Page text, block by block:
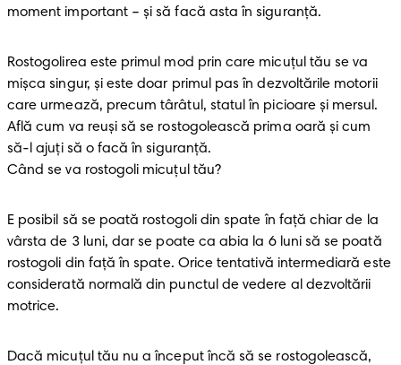
moment important – și să facă asta în siguranță.
Rostogolirea este primul mod prin care micuțul tău se va
mișca singur, și este doar primul pas în dezvoltările motorii
care urmează, precum târâtul, statul în picioare și mersul.
Află cum va reuși să se rostogolească prima oară și cum
să-l ajuți să o facă în siguranță.
Când se va rostogoli micuțul tău?
E posibil să se poată rostogoli din spate în faţă chiar de la
vârsta de 3 luni, dar se poate ca abia la 6 luni să se poată
rostogoli din faţă în spate. Orice tentativă intermediară este
considerată normală din punctul de vedere al dezvoltării
motrice.
Dacă micuțul tău nu a început încă să se rostogolească,